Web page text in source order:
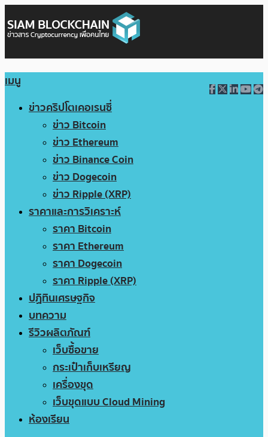
เมนู
ข่าวคริปโตเคอเรนซี่
ข่าว Bitcoin
ข่าว Ethereum
ข่าว Binance Coin
ข่าว Dogecoin
ข่าว Ripple (XRP)
ราคาและการวิเคราะห์
ราคา Bitcoin
ราคา Ethereum
ราคา Dogecoin
ราคา Ripple (XRP)
ปฏิทินเศรษฐกิจ
บทความ
รีวิวผลิตภัณฑ์
เว็บซื้อขาย
กระเป๋าเก็บเหรียญ
เครื่องขุด
เว็บขุดแบบ Cloud Mining
ห้องเรียน